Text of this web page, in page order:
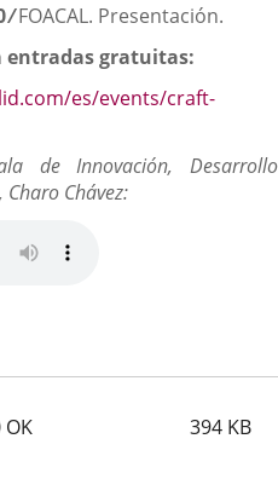
⁄FOACAL. Presentación.
entradas gratuitas:
es/events/craft-
de Innovación, Desarrollo
Chávez:
394 KB